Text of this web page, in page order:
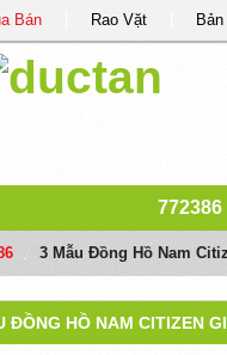
Bán Rao Vặt
772386
3 Mẫu Đồng Hồ Nam
ĐỒNG HỒ NAM CITIZEN